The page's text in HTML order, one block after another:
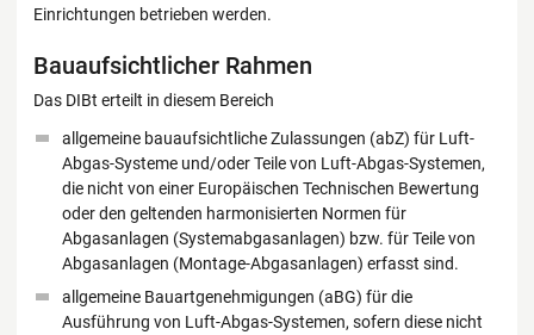
Einrichtungen betrieben werden.
Bauaufsichtlicher Rahmen
Das DIBt erteilt in diesem Bereich
allgemeine bauaufsichtliche Zulassungen (abZ) für Luft-
Abgas-Systeme und/oder Teile von Luft-Abgas-Systemen,
die nicht von einer Europäischen Technischen Bewertung
oder den geltenden harmonisierten Normen für
Abgasanlagen (Systemabgasanlagen) bzw. für Teile von
Abgasanlagen (Montage-Abgasanlagen) erfasst sind.
allgemeine Bauartgenehmigungen (aBG) für die
Ausführung von Luft-Abgas-Systemen, sofern diese nicht